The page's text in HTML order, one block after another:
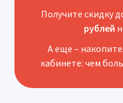
Получите скидку
рублей
А еще –
кабинете: чем